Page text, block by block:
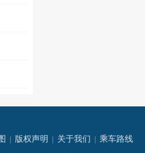
版权声明 关于我们 乘车路线